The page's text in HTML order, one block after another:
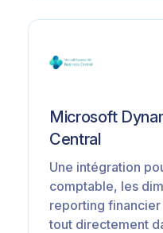
Microsoft
Central
Une intégration
comptable, les
reporting
tout directement